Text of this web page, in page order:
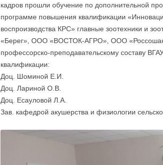
ОБЩЕОБРАЗОВАТЕЛЬНЫЕ
ПРОГРАММЫ
СВЕДЕНИЯ О ВЫПУСКЕ
кадров прошли обучение по дополнительной
программе повышения квалификации
воспроизводства КРС» главные зоотехники и
«Берег», ООО «ВОСТОК-АГРО», ООО
профессорско-преподавательскому составу
квалификации:
Доц. Шоминой Е.И.
Доц. Лариной О.В.
Доц. Есауловой Л.А.
Зав. кафедрой акушерства и физиологии